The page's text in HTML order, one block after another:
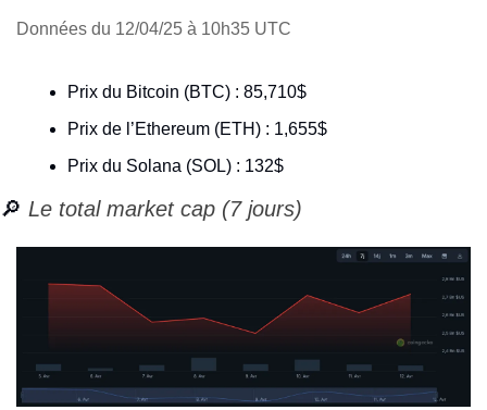
Données du 12/04/25 à 10h35 UTC
Prix du Bitcoin (BTC) : 85,710$
Prix de l’Ethereum (ETH) : 1,655$
Prix du Solana (SOL) : 132$
🔎 Le total market cap (7 jours)